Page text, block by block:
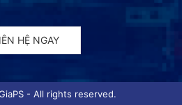
HỆ NGAY
- All rights reserved.